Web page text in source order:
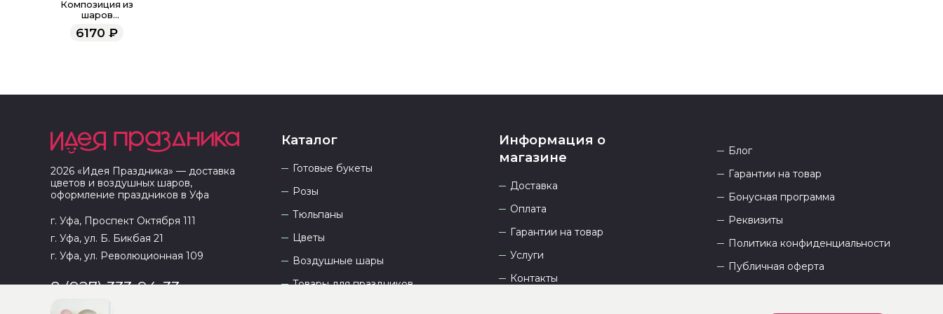
Композиция из
шаров
«Жемчужина,
девичник»
6170 ₽
2026 «Идея Праздника» — доставка
цветов и воздушных шаров,
оформление праздников в Уфа
г. Уфа, Проспект Октября 111
г. Уфа, ул. Б. Бикбая 21
г. Уфа, ул. Революционная 109
8 (927) 333-94-33
Каталог
Готовые букеты
Розы
Тюльпаны
Цветы
Воздушные шары
Товары для праздников
Информация о
магазине
Доставка
Оплата
Гарантии на товар
Услуги
Контакты
Блог
Гарантии на товар
Бонусная программа
Реквизиты
Политика конфиденциальности
Публичная оферта